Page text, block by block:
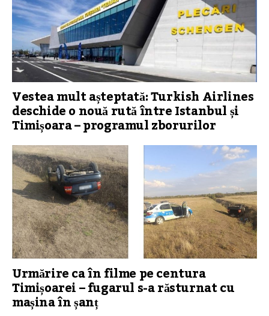
Vestea mult așteptată: Turkish Airlines
deschide o nouă rută între Istanbul și
Timișoara – programul zborurilor
Urmărire ca în filme pe centura
Timișoarei – fugarul s-a răsturnat cu
mașina în șanț